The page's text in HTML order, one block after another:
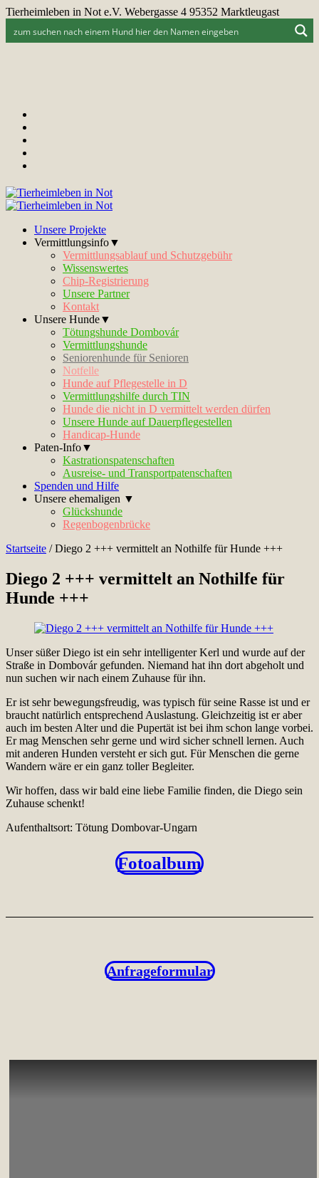
Tierheimleben in Not e.V. Webergasse 4 95352 Marktleugast
Unsere Projekte
Vermittlungsinfo▼
Vermittlungsablauf und Schutzgebühr
Wissenswertes
Chip-Registrierung
Unsere Partner
Kontakt
Unsere Hunde▼
Tötungshunde Dombovár
Vermittlungshunde
Seniorenhunde für Senioren
Notfelle
Hunde auf Pflegestelle in D
Vermittlungshilfe durch TIN
Hunde die nicht in D vermittelt werden dürfen
Unsere Hunde auf Dauerpflegestellen
Handicap-Hunde
Paten-Info▼
Kastrationspatenschaften
Ausreise- und Transportpatenschaften
Spenden und Hilfe
Unsere ehemaligen ▼
Glückshunde
Regenbogenbrücke
Startseite /Diego 2 +++ vermittelt an Nothilfe für Hunde +++
Diego 2 +++ vermittelt an Nothilfe für
Hunde +++
Unser süßer Diego ist ein sehr intelligenter Kerl und wurde auf der
Straße in Dombovár gefunden. Niemand hat ihn dort abgeholt und
nun suchen wir nach einem Zuhause für ihn.
Er ist sehr bewegungsfreudig, was typisch für seine Rasse ist und er
braucht natürlich entsprechend Auslastung. Gleichzeitig ist er aber
auch im besten Alter und die Pupertät ist bei ihm schon lange vorbei.
Er mag Menschen sehr gerne und wird sicher schnell lernen. Auch
mit anderen Hunden versteht er sich gut. Für Menschen die gerne
Wandern wäre er ein ganz toller Begleiter.
Wir hoffen, dass wir bald eine liebe Familie finden, die Diego sein
Zuhause schenkt!
Aufenthaltsort: Tötung Dombovar-Ungarn
Fotoalbum
Anfrageformular